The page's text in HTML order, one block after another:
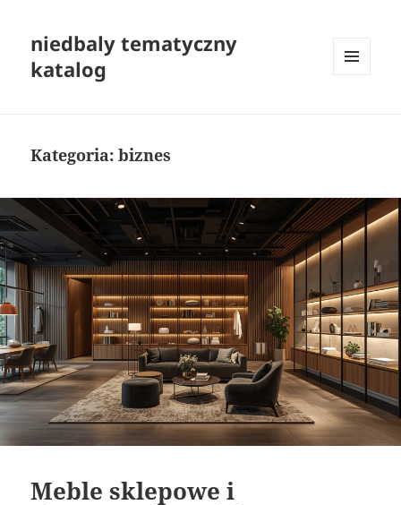
niedbaly tematyczny
katalog
Kategoria:biznes
Meble sklepowe i